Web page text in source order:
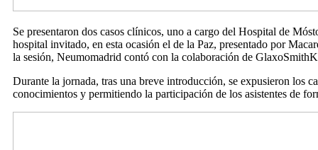
Se presentaron dos casos clínicos, uno a cargo del Hospital de
hospital invitado, en esta ocasión el de la Paz, presentado por
la sesión, Neumomadrid contó con la colaboración de
Durante la jornada, tras una breve introducción, se expusieron los
conocimientos y permitiendo la participación de los asistentes de